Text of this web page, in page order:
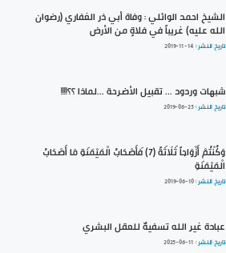
الشيخ احمد الوائلي : وفاة أبي ذر الغفاري (رضوان
الله عليه) غريباً في فلاةٍ من الأرض
تاريخ النشر : 2019-11-14
شبهات وردود ... تقبيل الأضرحة ...لماذا ؟؟!!!!
تاريخ النشر :2019-06-25
وَكُنْتُمْ أَزْوَاجاً ثَلَاثَةً (7) فَأَصْحَابُ الْمَيْمَنَةِ مَا أَصْحَابُ
الْمَيْمَنَةِ
تاريخ النشر :2019-06-10
عبادة غير الله تسفيهٌ للعقل البشري
تاريخ النشر : 2025-06-11